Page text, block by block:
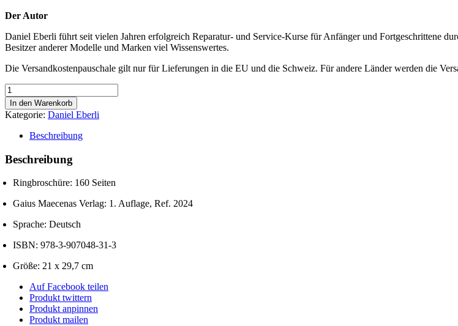
Der Autor
Daniel Eberli führt seit vielen Jahren erfolgreich Reparatur- und Service-Kurse für Anfänger und Fortgeschrittene
Besitzer anderer Modelle und Marken viel Wissenswertes.
Die Versandkostenpauschale gilt nur für Lieferungen in die EU und die Schweiz. Für andere Länder werden die
Citroën
Traction
Avant
Handbuch
Reparatur
und
Betrieb
In den Warenkorb
Kategorie: Daniel Eberli
Beschreibung
Beschreibung
Ringbroschüre: 160 Seiten
Gaius Maecenas Verlag: 1. Auflage, Ref. 2024
Sprache: Deutsch
ISBN: 978-3-907048-31-3
Größe: 21 x 29,7 cm
Auf Facebook teilen
Produkt twittern
Produkt anpinnen
Produkt mailen